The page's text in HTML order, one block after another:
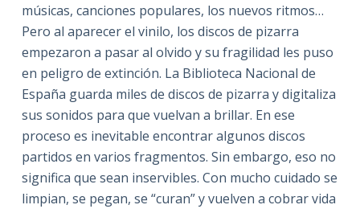
músicas, canciones populares, los nuevos ritmos…
Pero al aparecer el vinilo, los discos de pizarra
empezaron a pasar al olvido y su fragilidad les puso
en peligro de extinción. La Biblioteca Nacional de
España guarda miles de discos de pizarra y digitaliza
sus sonidos para que vuelvan a brillar. En ese
proceso es inevitable encontrar algunos discos
partidos en varios fragmentos. Sin embargo, eso no
significa que sean inservibles. Con mucho cuidado se
limpian, se pegan, se “curan” y vuelven a cobrar vida